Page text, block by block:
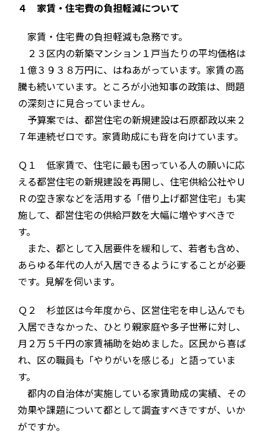
４ 家賃・住宅費の負担軽減について
家賃・住宅費の負担軽減も急務です。
２３区内の新築マンション１戸当たりの平均価格は
１億３９３８万円に、はねあがっています。家賃の高
騰も続いています。ところが小池知事の政策は、問題
の深刻さに見合っていません。
予算案では、都営住宅の新規建設は石原都政以来２
７年連続ゼロです。家賃助成にも背を向けています。
Ｑ１ 低家賃で、住宅に最も困っている人の願いに応
える都営住宅の新規建設を再開し、住宅供給公社やＵ
Ｒの空き家などを活用する「借り上げ都営住宅」も実
施して、都営住宅の供給戸数を大幅に増やすべきで
す。
また、都として入居要件を緩和して、若者も含め、
あらゆる年代の人が入居できるようにすることが必要
です。見解を伺います。
Ｑ２ 杉並区は今年度から、区営住宅を申し込んでも
入居できなかった、ひとり親家庭や多子世帯に対し、
月２万５千円の家賃補助を始めました。区民から喜ば
れ、区の職員も「やりがいを感じる」と語っていま
す。
都内の自治体が実施している家賃助成の実績、その
効果や課題について都として調査すべきですが、いか
がですか。